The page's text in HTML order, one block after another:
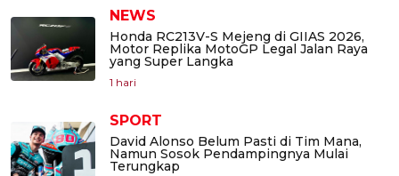
NEWS
Honda RC213V-S Mejeng di GIIAS 2026,
Motor Replika MotoGP Legal Jalan Raya
yang Super Langka
1 hari
SPORT
David Alonso Belum Pasti di Tim Mana,
Namun Sosok Pendampingnya Mulai
Terungkap